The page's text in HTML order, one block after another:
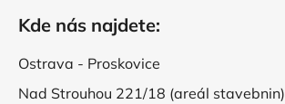
Kde nás najdete:
Ostrava - Proskovice
Nad Strouhou 221/18 (areál stavebnin)